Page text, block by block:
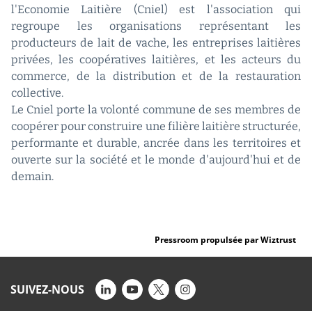
l'Economie Laitière (Cniel) est l'association qui
regroupe les organisations représentant les
producteurs de lait de vache, les entreprises laitières
privées, les coopératives laitières, et les acteurs du
commerce, de la distribution et de la restauration
collective.
Le Cniel porte la volonté commune de ses membres de
coopérer pour construire une filière laitière structurée,
performante et durable, ancrée dans les territoires et
ouverte sur la société et le monde d'aujourd'hui et de
demain.
Pressroom propulsée par Wiztrust
SUIVEZ-NOUS